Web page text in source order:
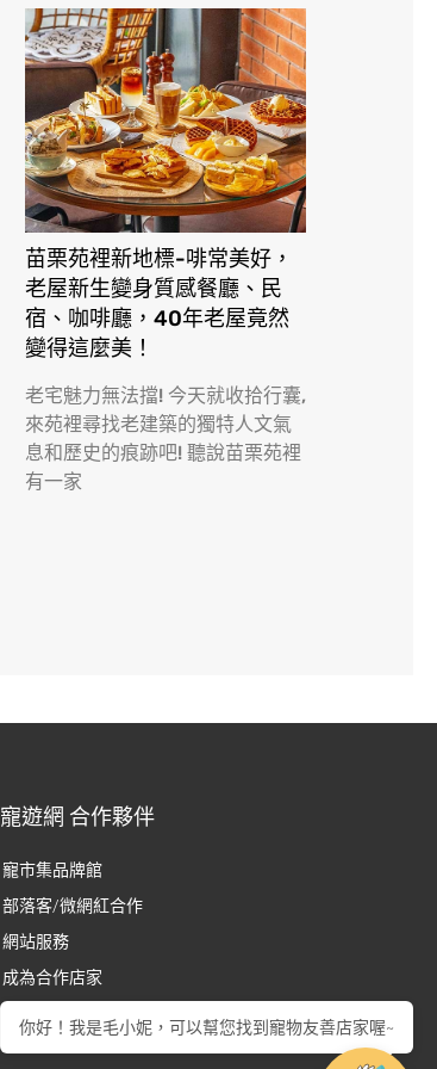
苗栗苑裡新地標-啡常美好，
老屋新生變身質感餐廳、民
宿、咖啡廳，40年老屋竟然
變得這麼美！
老宅魅力無法擋! 今天就收拾行囊,
來苑裡尋找老建築的獨特人文氣
息和歷史的痕跡吧! 聽說苗栗苑裡
有一家
寵遊網 合作夥伴
寵市集品牌館
部落客/微網紅合作
網站服務
成為合作店家
你好！我是毛小妮，可以幫您找到寵物友善店家喔~